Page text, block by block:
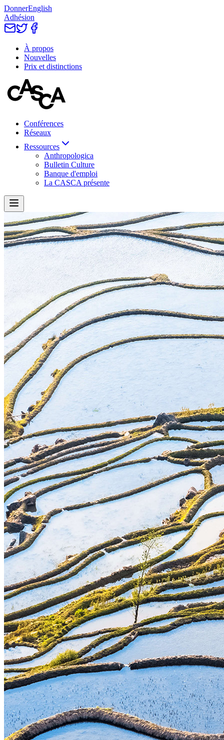
DonnerEnglish
Adhésion
À propos
Nouvelles
Prix et distinctions
Conférences
Réseaux
Ressources
Anthropologica
Bulletin Culture
Banque d'emploi
La CASCA présente